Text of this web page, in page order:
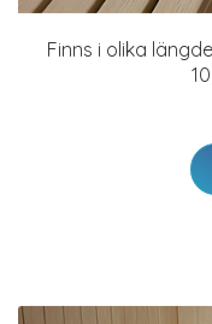
Finns i olika